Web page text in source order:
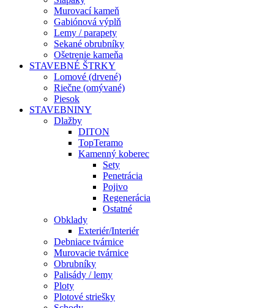
Murovací kameň
Gabiónová výplň
Lemy / parapety
Sekané obrubníky
Ošetrenie kameňa
STAVEBNÉ ŠTRKY
Lomové (drvené)
Riečne (omývané)
Piesok
STAVEBNINY
Dlažby
DITON
TopTeramo
Kamenný koberec
Sety
Penetrácia
Pojivo
Regenerácia
Ostatné
Obklady
Exteriér/Interiér
Debniace tvárnice
Murovacie tvárnice
Obrubníky
Palisády / lemy
Ploty
Plotové striešky